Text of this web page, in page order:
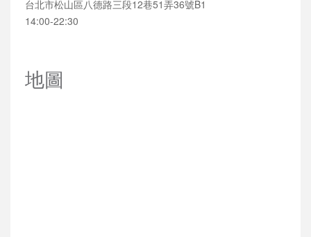
台北市松山區八德路三段12巷51弄36號B1
14:00-22:30
地圖